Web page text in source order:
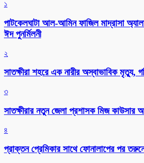
১
পাটকেলঘাটা আল-আমিন ফাজিল মাদ্রাসা
ঈদ পুনর্মিলনী
২
সাতক্ষীরা শহরে এক নারীর অস্বাভাবিক মৃত্যু,
৩
সাতক্ষীরার নতুন জেলা প্রশাসক মিজ কাউসার
৪
প্রাক্তন প্রেমিকার সাথে ফোনালাপের পর